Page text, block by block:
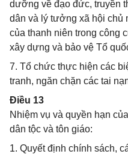
dưỡng về đạo đức, truyền
dân và lý tưởng xã hội chủ
của thanh niên trong công
xây dựng và bảo vệ Tổ
7. Tổ chức thực hiện các
tranh, ngăn chặn các tai
Điều 13
Nhiệm vụ và quyền hạn
dân tộc và tôn giáo:
1. Quyết định chính sách,